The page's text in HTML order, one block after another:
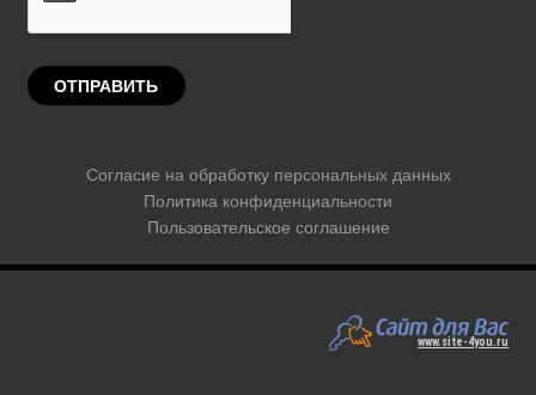
Согласие на обработку персональных данных
Политика конфиденциальности
Пользовательское соглашение
www.site-4you.ru